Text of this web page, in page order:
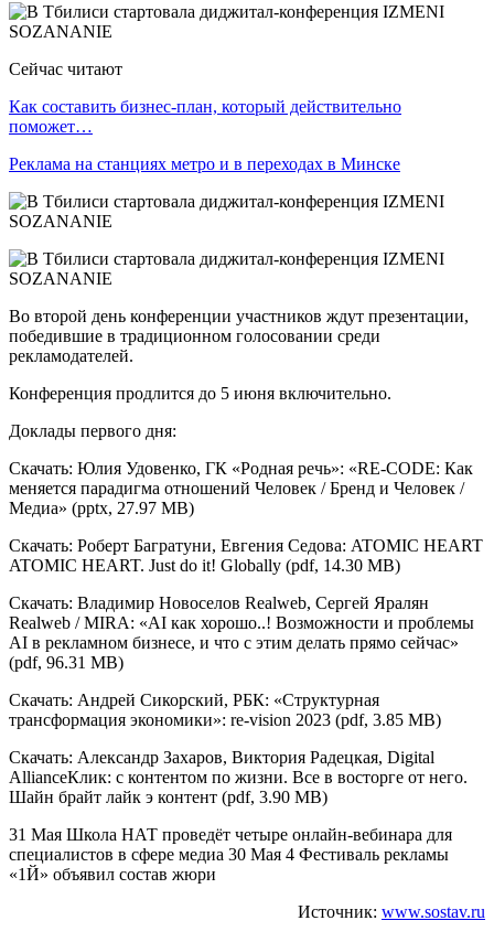
Сейчас читают
Как составить бизнес-план, который действительно
поможет…
Реклама на станциях метро и в переходах в Минске
Во второй день конференции участников ждут презентации,
победившие в традиционном голосовании среди
рекламодателей.
Конференция продлится до 5 июня включительно.
Доклады первого дня:
Скачать: Юлия Удовенко, ГК «Родная речь»: «RE-CODE: Как
меняется парадигма отношений Человек / Бренд и Человек /
Медиа» (pptx, 27.97 MB)
Скачать: Роберт Багратуни, Евгения Седова: ATOMIC HEART
ATOMIC HEART. Just do it! Globally (pdf, 14.30 MB)
Скачать: Владимир Новоселов Realweb, Сергей Яралян
Realweb / MIRA: «AI как хорошо..! Возможности и проблемы
AI в рекламном бизнесе, и что с этим делать прямо сейчас»
(pdf, 96.31 MB)
Скачать: Андрей Сикорский, РБК: «Структурная
трансформация экономики»: re-vision 2023 (pdf, 3.85 MB)
Скачать: Александр Захаров, Виктория Радецкая, Digital
AllianceКлик: с контентом по жизни. Все в восторге от него.
Шайн брайт лайк э контент (pdf, 3.90 MB)
31 Мая Школа НАТ проведёт четыре онлайн-вебинара для
специалистов в сфере медиа 30 Мая 4 Фестиваль рекламы
«1Й» объявил состав жюри
Источник: www.sostav.ru